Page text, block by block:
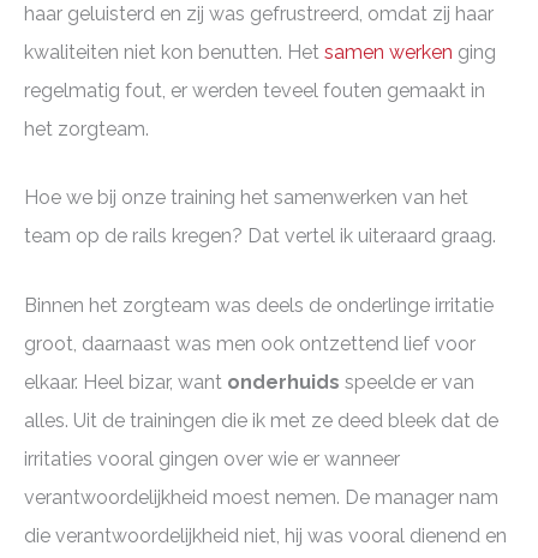
haar geluisterd en zij was gefrustreerd, omdat zij haar
kwaliteiten niet kon benutten. Het samen werken ging
regelmatig fout, er werden teveel fouten gemaakt in
het zorgteam.
Hoe we bij onze training het samenwerken van het
team op de rails kregen? Dat vertel ik uiteraard graag.
Binnen het zorgteam was deels de onderlinge irritatie
groot, daarnaast was men ook ontzettend lief voor
elkaar. Heel bizar, want onderhuids speelde er van
alles. Uit de trainingen die ik met ze deed bleek dat de
irritaties vooral gingen over wie er wanneer
verantwoordelijkheid moest nemen. De manager nam
die verantwoordelijkheid niet, hij was vooral dienend en